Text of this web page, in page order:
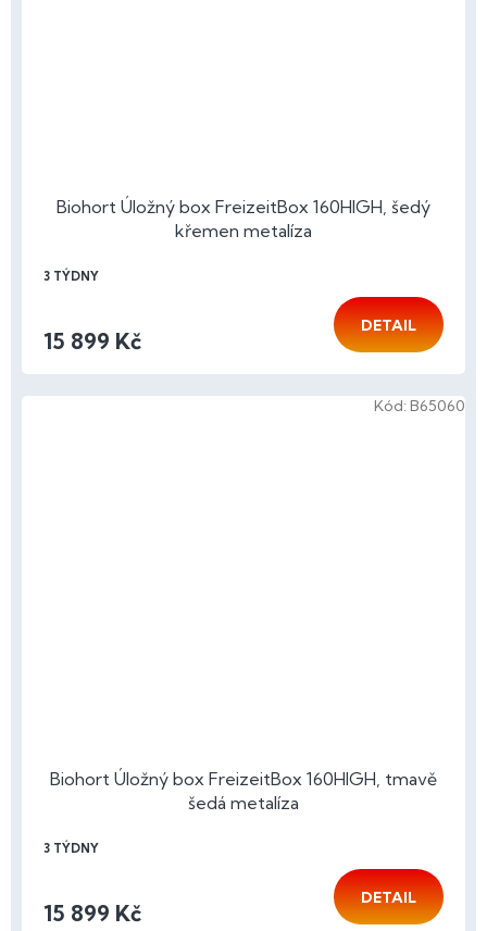
Biohort Úložný box FreizeitBox 160HIGH, šedý
křemen metalíza
3 TÝDNY
15 899 Kč
DETAIL
Biohort Úložný box FreizeitBox 160HIGH, tmavě
šedá metalíza
3 TÝDNY
15 899 Kč
DETAIL
Kód: B65060